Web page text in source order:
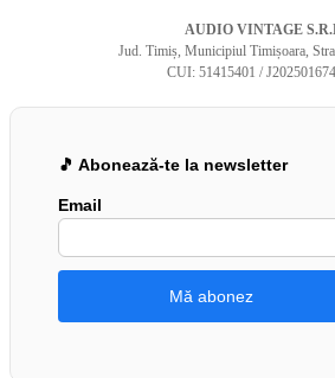
AUDIO VINTAGE
Jud. Timiș, Municipiul Timișoara,
CUI: 51415401 /
🎵 Abonează-te la newsletter
Email